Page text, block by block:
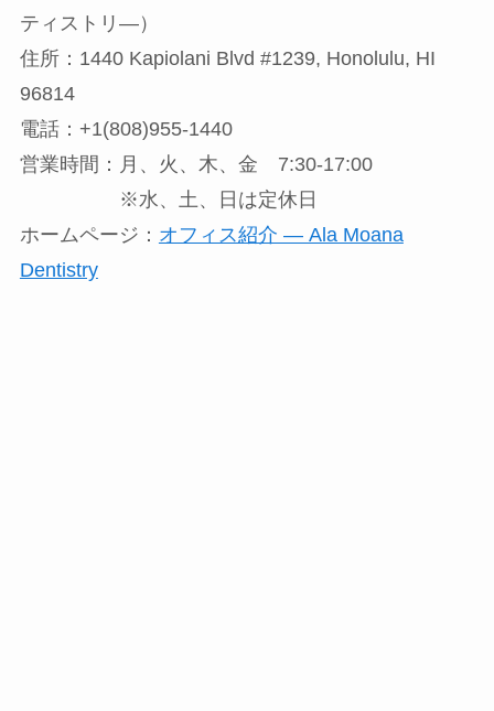
ティストリ―）
住所：1440 Kapiolani Blvd #1239, Honolulu, HI
96814
電話：+1(808)955-1440
営業時間：月、火、木、金 7:30-17:00
※水、土、日は定休日
ホームページ： オフィス紹介 — Ala Moana
Dentistry